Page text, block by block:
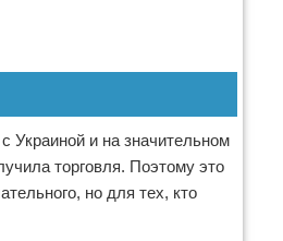
Украиной и на значительном
торговля. Поэтому это
но для тех, кто